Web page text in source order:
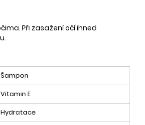
Při zasažení očí ihned
Šampon
Vitamin E
Hydratace